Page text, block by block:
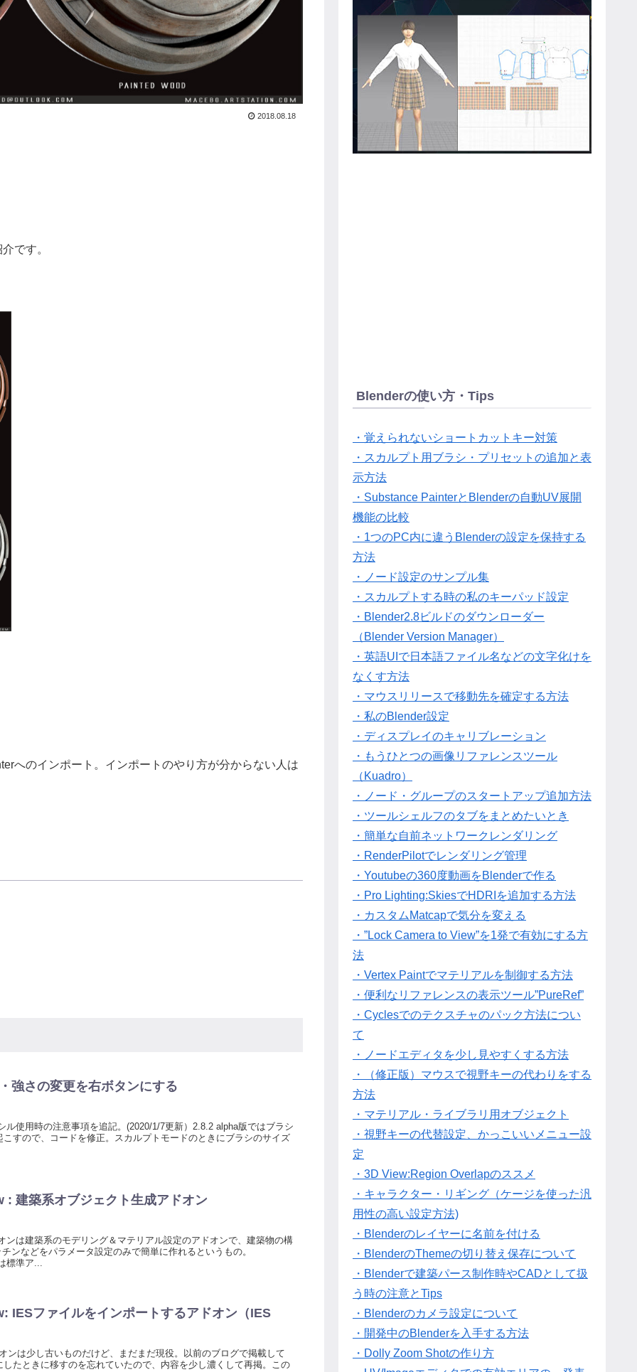
2018.08.18
です。
へのインポート。インポートのやり方が分からない人は
強さの変更を右ボタンにする
ル使用時の注意事項を追記。(2020/1/7更新）2.8.2 alpha版ではブラシ
すので、コードを修正。スカルプトモードのときにブラシのサイズ
建築系オブジェクト生成アドオン
ンは建築系のモデリング＆マテリアル設定のアドオンで、建築物の構
ンなどをパラメータ設定のみで簡単に作れるというもの。
準ア...
IESファイルをインポートするアドオン（IES
ンは少し古いものだけど、まだまだ現役。以前のブログで掲載して
たときに移すのを忘れていたので、内容を少し濃くして再掲。この
Blenderの使い方・Tips
・覚えられないショートカットキー対策
・スカルプト用ブラシ・プリセットの追加と表
示方法
・Substance PainterとBlenderの自動UV展開
機能の比較
・1つのPC内に違うBlenderの設定を保持する
方法
・ノード設定のサンプル集
・スカルプトする時の私のキーパッド設定
・Blender2.8ビルドのダウンローダー
（Blender Version Manager）
・英語UIで日本語ファイル名などの文字化けを
なくす方法
・マウスリリースで移動先を確定する方法
・私のBlender設定
・ディスプレイのキャリブレーション
・もうひとつの画像リファレンスツール
（Kuadro）
・ノード・グループのスタートアップ追加方法
・ツールシェルフのタブをまとめたいとき
・簡単な自前ネットワークレンダリング
・RenderPilotでレンダリング管理
・Youtubeの360度動画をBlenderで作る
・Pro Lighting:SkiesでHDRIを追加する方法
・カスタムMatcapで気分を変える
・”Lock Camera to View”を1発で有効にする方
法
・Vertex Paintでマテリアルを制御する方法
・便利なリファレンスの表示ツール”PureRef”
・Cyclesでのテクスチャのパック方法につい
て
・ノードエディタを少し見やすくする方法
・（修正版）マウスで視野キーの代わりをする
方法
・マテリアル・ライブラリ用オブジェクト
・視野キーの代替設定、かっこいいメニュー設
定
・3D View:Region Overlapのススメ
・キャラクター・リギング（ケージを使った汎
用性の高い設定方法)
・Blenderのレイヤーに名前を付ける
・BlenderのThemeの切り替え保存について
・Blenderで建築パース制作時やCADとして扱
う時の注意とTips
・Blenderのカメラ設定について
・開発中のBlenderを入手する方法
・Dolly Zoom Shotの作り方